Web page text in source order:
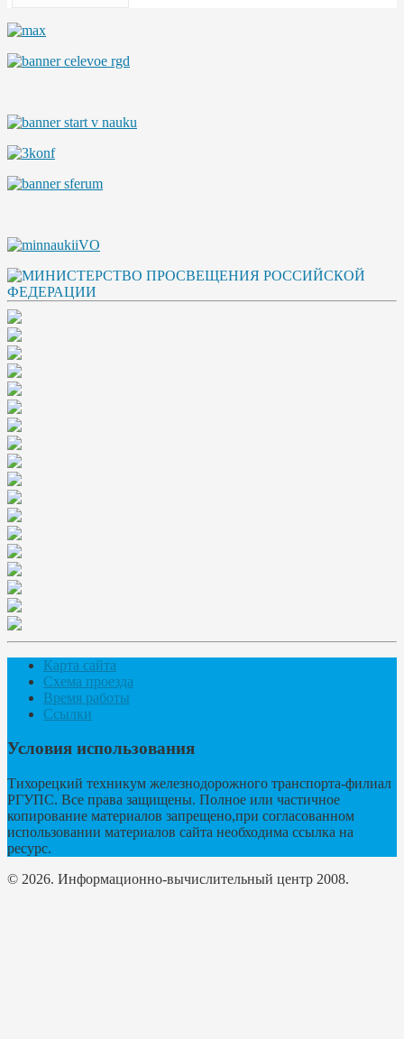
Карта сайта
Схема проезда
Время работы
Ссылки
Условия использования
Тихорецкий техникум железнодорожного транспорта-филиал
РГУПС. Все права защищены. Полное или частичное
копирование материалов запрещено,при согласованном
использовании материалов сайта необходима ссылка на
ресурс.
© 2026. Информационно-вычислительный центр 2008.